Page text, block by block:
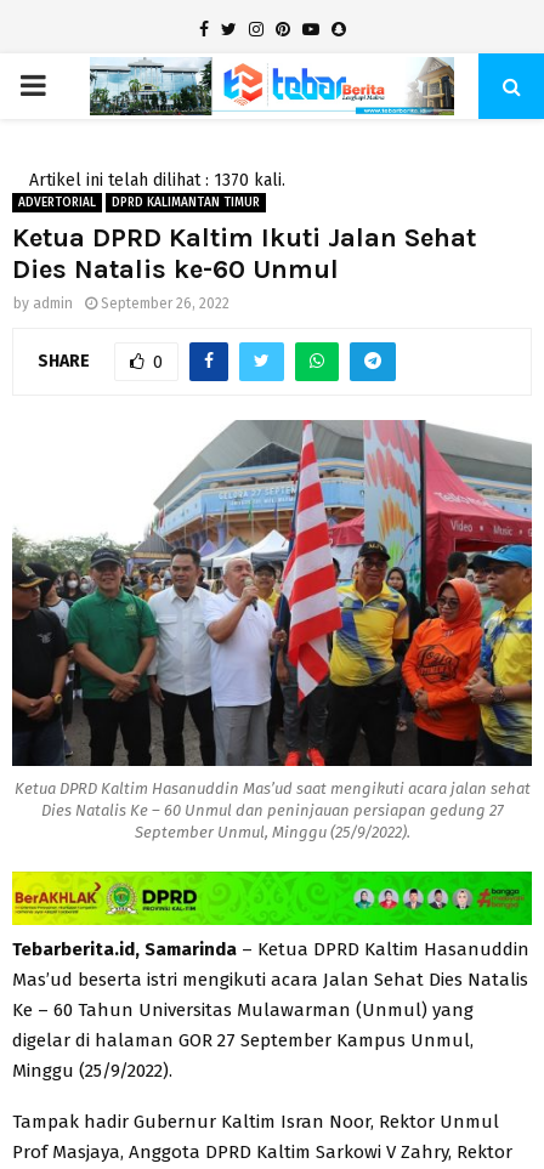
Facebook
TwitterInstagram
Pinterest
YoutubeSnapchat
PRIMARY
Artikel ini telah dilihat : 1370 kali.
ADVERTORIAL DPRD KALIMANTAN TIMUR
Ketua DPRD Kaltim Ikuti Jalan Sehat
Dies Natalis ke-60 Unmul
by admin September 26, 2022
SHARE 0
Ketua DPRD Kaltim Hasanuddin Mas’ud saat mengikuti acara jalan sehat
Dies Natalis Ke – 60 Unmul dan peninjauan persiapan gedung 27
September Unmul, Minggu (25/9/2022).
Tebarberita.id, Samarinda – Ketua DPRD Kaltim Hasanuddin
Mas’ud beserta istri mengikuti acara Jalan Sehat Dies Natalis
Ke – 60 Tahun Universitas Mulawarman (Unmul) yang
digelar di halaman GOR 27 September Kampus Unmul,
Minggu (25/9/2022).
Tampak hadir Gubernur Kaltim Isran Noor, Rektor Unmul
Prof Masjaya, Anggota DPRD Kaltim Sarkowi V Zahry, Rektor